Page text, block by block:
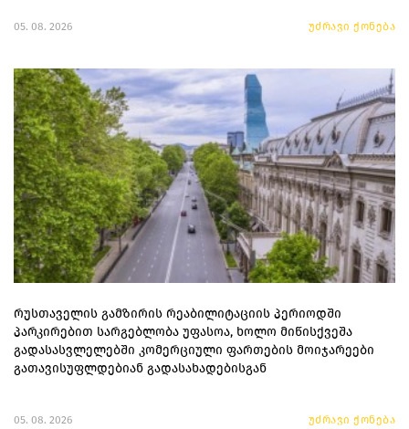
05. 08. 2026 უძრავი ქონება
რუსთაველის გამზირის რეაბილიტაციის პერიოდში
პარკირებით სარგებლობა უფასოა, ხოლო მიწისქვეშა
გადასასვლელებში კომერციული ფართების მოიჯარეები
გათავისუფლდებიან გადასახადებისგან
05. 08. 2026 უძრავი ქონება